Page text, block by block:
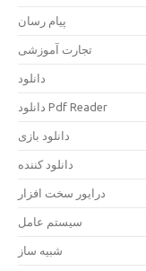
پیام رسان
تجارت آموزشی
دانلود
دانلود Pdf Reader
دانلود بازی
دانلود کننده
درایور سخت افزار
سیستم عامل
شبیه ساز